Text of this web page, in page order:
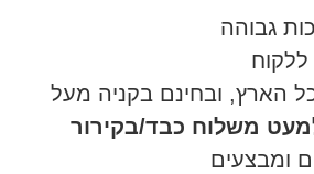
גבוהה
ללקוח
הארץ, ובחינם בקניה מעל
משלוח כבד/בקירור
ומבצעים